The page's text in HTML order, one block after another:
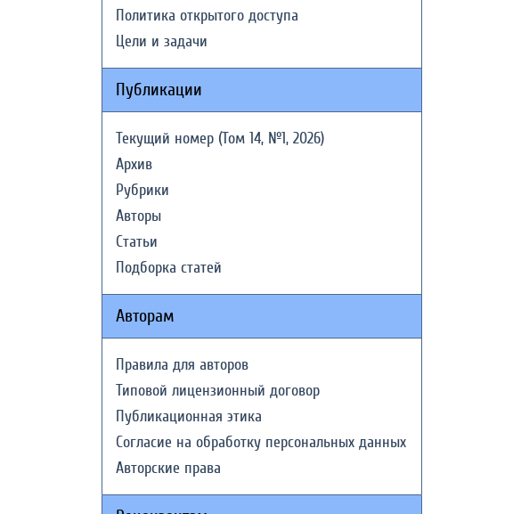
Политика открытого доступа
Цели и задачи
Публикации
Текущий номер (Том 14, №1, 2026)
Архив
Рубрики
Авторы
Статьи
Подборка статей
Авторам
Правила для авторов
Типовой лицензионный договор
Публикационная этика
Согласие на обработку персональных данных
Авторские права